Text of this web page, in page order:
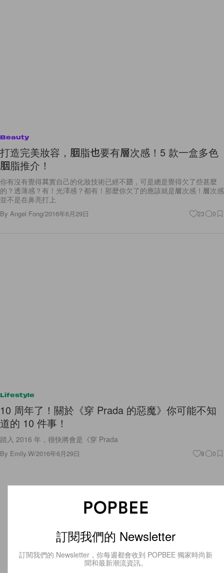
打造完美妝容，胭脂也要有層次感！5 款一盒多色
胭脂推介！
你有沒有覺得其實自己的化妝技術已經不錯，可是總是覺得欠了些甚麼
並不是在鼻亮打上
ByAngel Fong/2016年6月29日
10 周年了！關於《穿 Prada 的惡魔》你可能不知
道的 10 件事！
踏入 2016 年，很快將會是《穿 Prada
ByEmily.W /2016年6月29日
訂閱我們的 Newsletter
訂閱我們的 Newsletter，你每週都會收到 POPBEE 獨家時尚新
聞和最新潮流資訊。